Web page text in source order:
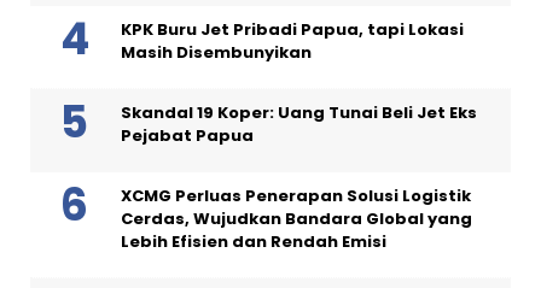
KPK Buru Jet Pribadi Papua, tapi Lokasi
Masih Disembunyikan
Skandal 19 Koper: Uang Tunai Beli Jet Eks
Pejabat Papua
XCMG Perluas Penerapan Solusi Logistik
Cerdas, Wujudkan Bandara Global yang
Lebih Efisien dan Rendah Emisi